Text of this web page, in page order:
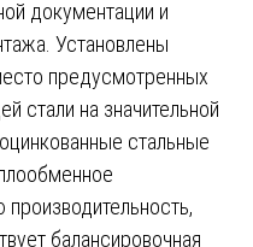
документации и
Установлены
предусмотренных
стали на значительной
стальные
балансировочная